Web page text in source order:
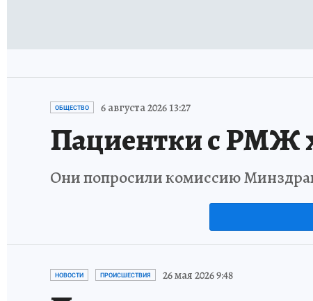
ОБЩЕСТВО 6 августа 2026 13:27
Пациентки с РМЖ
Они попросили комиссию
НОВОСТИ ПРОИСШЕСТВИЯ 26 мая 2026 9:48